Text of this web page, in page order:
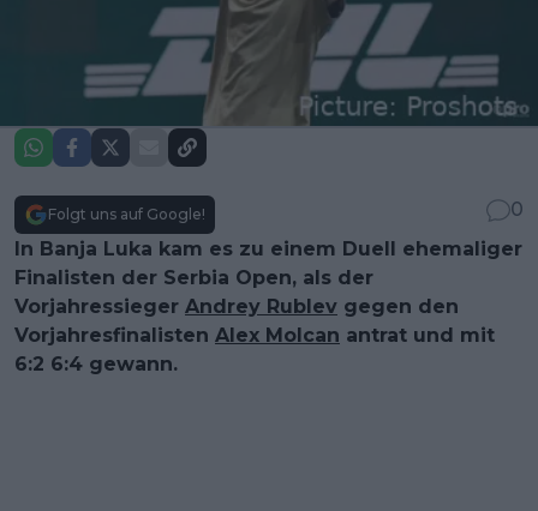
Folgt uns auf Google!
0
In Banja Luka kam es zu einem Duell ehemaliger
Finalisten der Serbia Open, als der
Vorjahressieger Andrey Rublev gegen den
Vorjahresfinalisten Alex Molcan antrat und mit
6:2 6:4 gewann.